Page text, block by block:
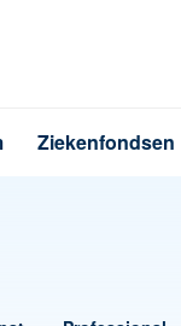
Ziekenfondsen